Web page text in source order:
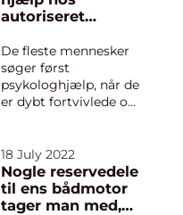
autoriseret
De fleste mennesker
søger først
psykologhjælp, når de
er dybt fortvivlede og
ved deres fulde fem,
og at der ikke er
nogen vej ud. Men det
er faktisk det værste
18 July 2022
Nogle reservedele
til ens bådmotor
tager man med,